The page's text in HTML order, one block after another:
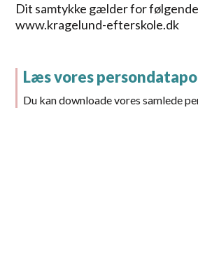
Dit samtykke gælder for
www.kragelund-efterskole.dk
Læs vores
Du kan downloade vores samlede